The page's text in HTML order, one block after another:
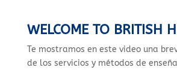
WELCOME TO BRITISH
Te mostramos en este video una
de los servicios y métodos de